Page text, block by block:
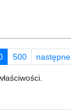
500